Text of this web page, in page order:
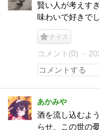
賢い人が考えす
味わいで好きでし
ナイス
コメント(0)
あかみや
酒を流し込むよ
らせ、この世の